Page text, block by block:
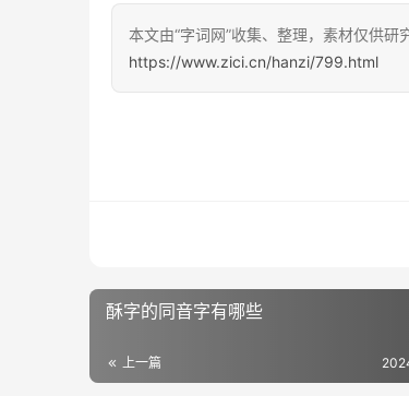
本文由“字词网”收集、整理，素材仅供研
https://www.zici.cn/hanzi/799.html
酥字的同音字有哪些
上一篇